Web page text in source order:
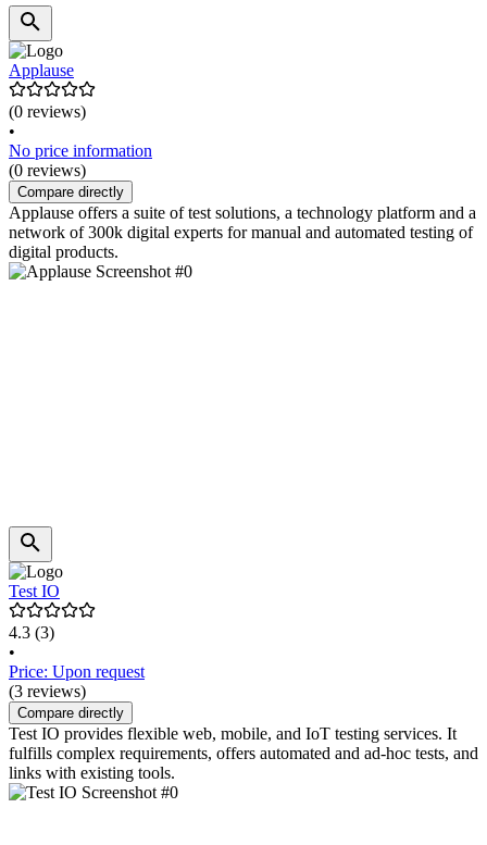
Applause
(0 reviews)
•
No price information
(0 reviews)
Compare directly
Applause offers a suite of test solutions, a technology platform and a
network of 300k digital experts for manual and automated testing of
digital products.
Test IO
4.3 (3)
•
Price: Upon request
(3 reviews)
Compare directly
Test IO provides flexible web, mobile, and IoT testing services. It
fulfills complex requirements, offers automated and ad-hoc tests, and
links with existing tools.